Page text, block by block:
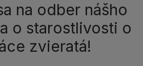
na odber nášho
o starostlivosti o
zvieratá!